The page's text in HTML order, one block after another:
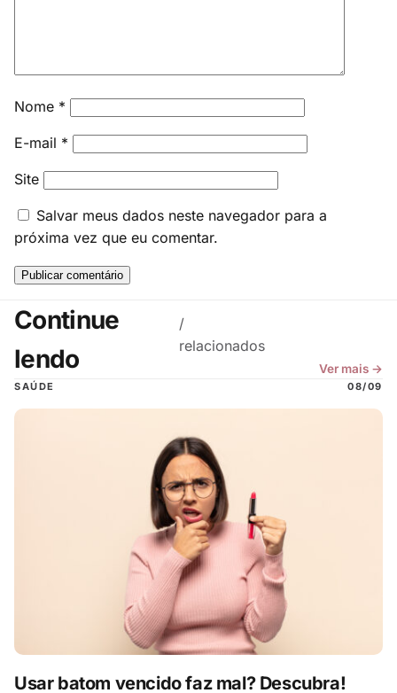
Nome *
E-mail *
Site
Salvar meus dados neste navegador para a
próxima vez que eu comentar.
Continue
lendo
/
relacionados
Ver mais →
SAÚDE 08/09
Usar batom vencido faz mal? Descubra!